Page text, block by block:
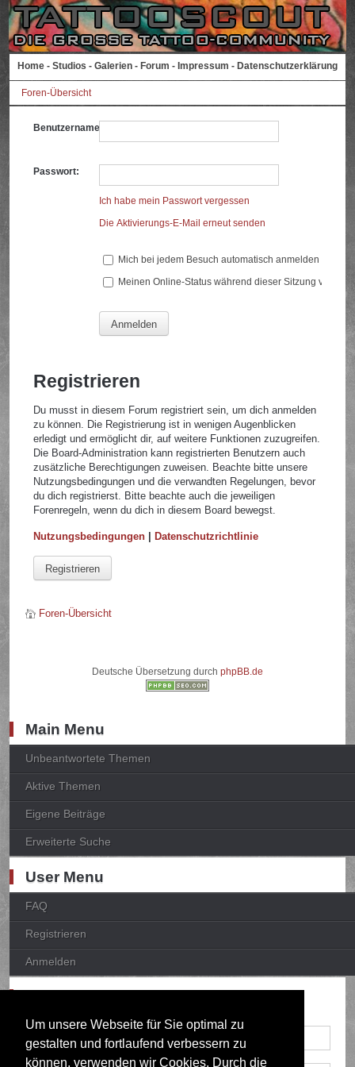
Um unsere Webseite für Sie optimal zu
gestalten und fortlaufend verbessern zu
können, verwenden wir Cookies. Durch die
Home - Studios - Galerien - Forum - Impressum - Datenschutzerklärung
Foren-Übersicht
Benutzername:
Passwort:
Ich habe mein Passwort vergessen
Die Aktivierungs-E-Mail erneut senden
Mich bei jedem Besuch automatisch anmelden
Meinen Online-Status während dieser Sitzung
Registrieren
Du musst in diesem Forum registriert sein, um dich anmelden
zu können. Die Registrierung ist in wenigen Augenblicken
erledigt und ermöglicht dir, auf weitere Funktionen zuzugreifen.
Die Board-Administration kann registrierten Benutzern auch
zusätzliche Berechtigungen zuweisen. Beachte bitte unsere
Nutzungsbedingungen und die verwandten Regelungen, bevor
du dich registrierst. Bitte beachte auch die jeweiligen
Forenregeln, wenn du dich in diesem Board bewegst.
Nutzungsbedingungen |Datenschutzrichtlinie
Registrieren
Foren-Übersicht
Deutsche Übersetzung durch phpBB.de
Main Menu
Unbeantwortete Themen
Aktive Themen
Eigene Beiträge
Erweiterte Suche
User Menu
FAQ
Registrieren
Anmelden